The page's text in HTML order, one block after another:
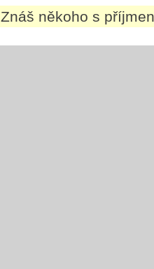
Znáš někoho s